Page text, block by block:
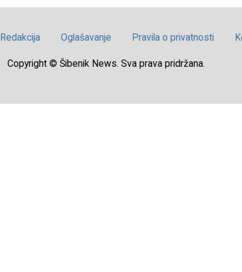
Redakcija Oglašavanje Pravila o privatnosti
Copyright © Šibenik News. Sva prava pridržana.